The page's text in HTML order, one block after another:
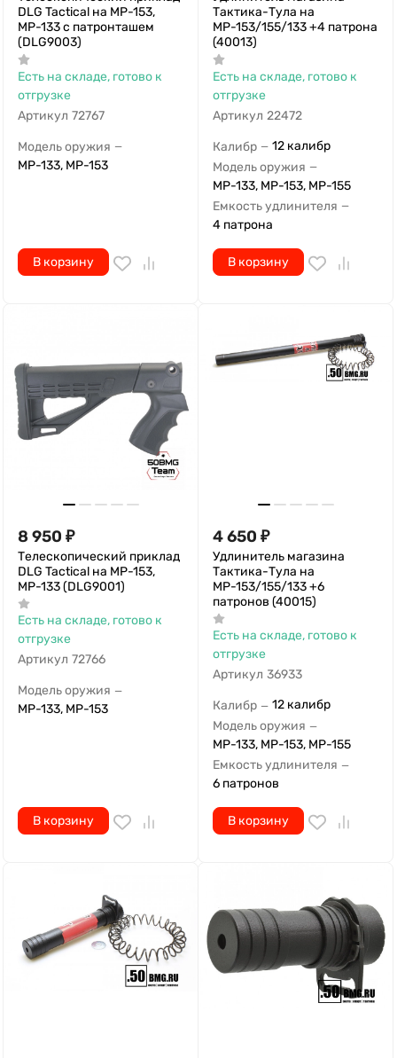
DLG Tactical на МР-153,
МР-133 с патронташем
(DLG9003)
Есть на складе, готово к
отгрузке
Артикул 72767
Модель оружия —
МР-133, МР-153
В корзину
Тактика-Тула на
МР-153/155/133 +4 патрона
(40013)
Есть на складе, готово к
отгрузке
Артикул 22472
Калибр — 12 калибр
Модель оружия —
МР-133, МР-153, МР-155
Емкость удлинителя —
4 патрона
В корзину
8 950 ₽
Телескопический приклад
DLG Tactical на МР-153,
МР-133 (DLG9001)
Есть на складе, готово к
отгрузке
Артикул 72766
Модель оружия —
МР-133, МР-153
В корзину
4 650 ₽
Удлинитель магазина
Тактика-Тула на
МР-153/155/133 +6
патронов (40015)
Есть на складе, готово к
отгрузке
Артикул 36933
Калибр — 12 калибр
Модель оружия —
МР-133, МР-153, МР-155
Емкость удлинителя —
6 патронов
В корзину